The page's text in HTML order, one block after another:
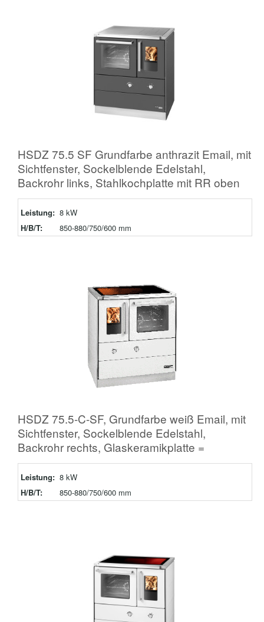
HSDZ 75.5 SF Grundfarbe anthrazit Email, mit
Sichtfenster, Sockelblende Edelstahl,
Backrohr links, Stahlkochplatte mit RR oben
Leistung: 8 kW
H/B/T:
850-880/750/600 mm
HSDZ 75.5-C-SF, Grundfarbe weiß Email, mit
Sichtfenster, Sockelblende Edelstahl,
Backrohr rechts, Glaskeramikplatte =
Leistung: 8 kW
H/B/T:
850-880/750/600 mm